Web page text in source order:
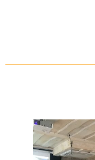
Külaline
–